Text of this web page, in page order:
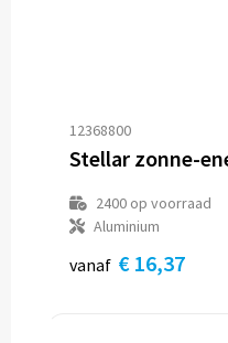
12368800
2400op voorraad
Aluminium
vanaf € 16,37